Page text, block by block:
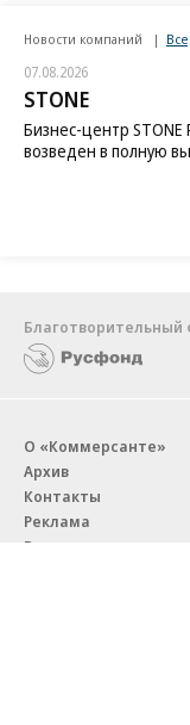
Новости компаний Все
07.08.2026
STONE
Бизнес-центр STONE
возведен в полную
Благотворительный
О «Коммерсанте»
Архив
Контакты
Реклама
Вакансии